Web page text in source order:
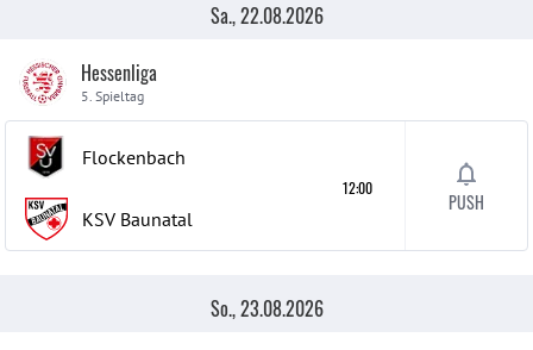
Sa., 22.08.2026
Hessenliga
5. Spieltag
Flockenbach
KSV Baunatal
12:00
PUSH
So., 23.08.2026